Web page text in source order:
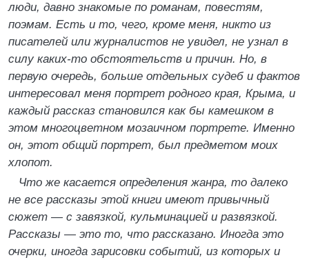
люди, давно знакомые по романам, повестям,
поэмам. Есть и то, чего, кроме меня, никто из
писателей или журналистов не увидел, не узнал в
силу каких-то обстоятельств и причин. Но, в
первую очередь, больше отдельных судеб и фактов
интересовал меня портрет родного края, Крыма, и
каждый рассказ становился как бы камешком в
этом многоцветном мозаичном портрете. Именно
он, этот общий портрет, был предметом моих
хлопот.
Что же касается определения жанра, то далеко
не все рассказы этой книги имеют привычный
сюжет — с завязкой, кульминацией и развязкой.
Рассказы — это то, что рассказано. Иногда это
очерки, иногда зарисовки событий, из которых и